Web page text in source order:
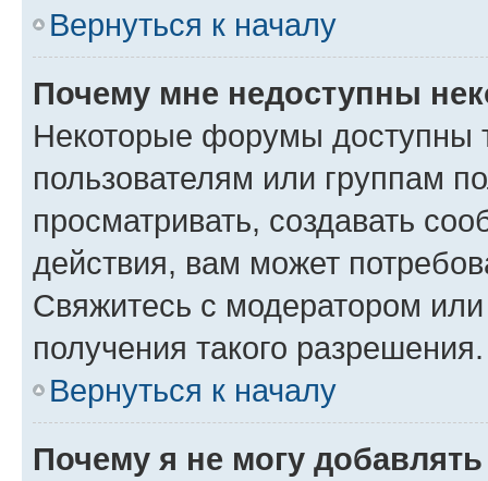
Вернуться к началу
Почему мне недоступны
Некоторые форумы доступны
пользователям или группам
просматривать, создавать
действия, вам может
Свяжитесь с модератором
получения такого разрешения.
Вернуться к началу
Почему я не могу